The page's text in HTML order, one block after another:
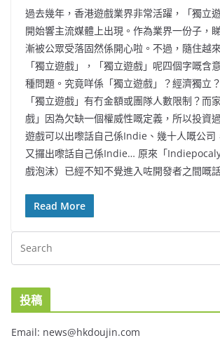
過去幾年，香港遊戲業界非常活躍，「獨立
開始響主流媒體上出現。作為業界一份子，
漸被公眾受落固然係開心啦。不過，隨住越
「獨立遊戲」，「獨立遊戲」呢四個字嘅含
種問題。究竟咩係「獨立遊戲」？經濟獨立
「獨立遊戲」有冇金額或團隊人數限制？而
戲」因為欠缺一個權威性嘅定義，所以投資
遊戲可以出嚟話自己係Indie、幾十人嘅公司
又攞出嚟話自己係Indie… 原來「
戲泡沫）已經不知不覺進入咗開發者之間嘅
Read More
投稿
Email: news@hkdoujin.com